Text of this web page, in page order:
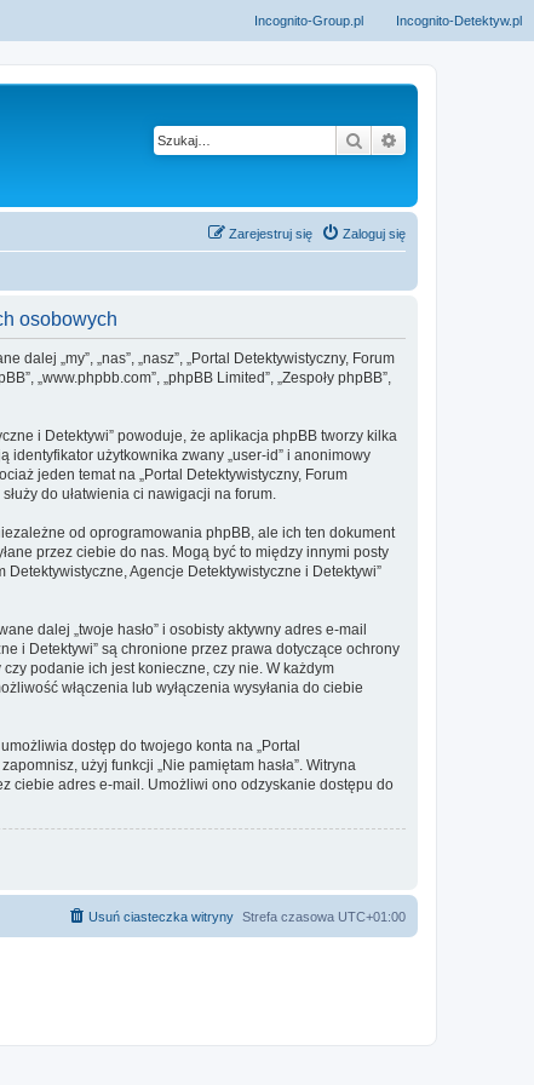
Incognito-Detektyw.pl
Incognito-Group.pl
Szukaj
Zaloguj się
Zarejestruj się
osobowych
„my”, „nas”, „nasz”, „Portal Detektywistyczny, Forum
„www.phpbb.com”, „phpBB Limited”, „Zespoły phpBB”,
i Detektywi” powoduje, że aplikacja phpBB tworzy kilka
użytkownika zwany „user-id” i anonimowy
jeden temat na „Portal Detektywistyczny, Forum
do ułatwienia ci nawigacji na forum.
od oprogramowania phpBB, ale ich ten dokument
przez ciebie do nas. Mogą być to między innymi posty
Agencje Detektywistyczne i Detektywi”
dalej „twoje hasło” i osobisty aktywny adres e-mail
i Detektywi” są chronione przez prawa dotyczące ochrony
podanie ich jest konieczne, czy nie. W każdym
włączenia lub wyłączenia wysyłania do ciebie
dostęp do twojego konta na „Portal
zapomnisz, użyj funkcji „Nie pamiętam hasła”. Witryna
ciebie adres e-mail. Umożliwi ono odzyskanie dostępu do
Strefa czasowa UTC+01:00
Usuń ciasteczka witryny